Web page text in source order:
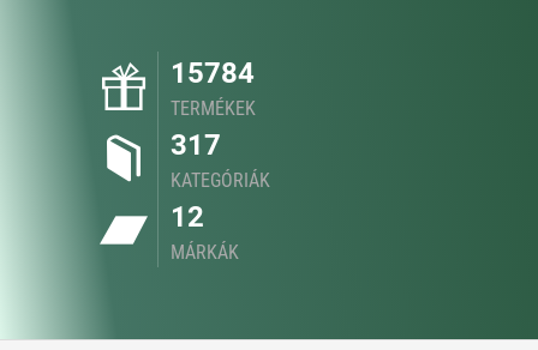
15784
TERMÉKEK
317
KATEGÓRIÁK
12
MÁRKÁK